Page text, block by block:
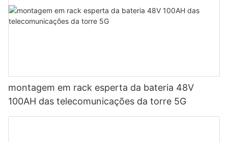
montagem em rack esperta da bateria 48V
100AH ​​das telecomunicações da torre 5G